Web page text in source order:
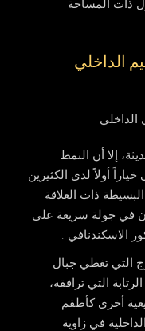
ذات المساحة
الداخلي
إلا أن النمط
أولاً لدى الكثيرين
ذات العلاقة
في جولة سريعة على
الاسكندنافي .
التي تغطي جبال
التي ترافقه،
أخرى كأطقم
في زاوية